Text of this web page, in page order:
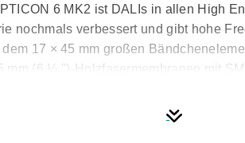
6 MK2 ist DALIs in allen High
nochmals verbessert und gibt hohe
17 × 45 mm großen
(6 ½ '')-Holzfasermembranen mit